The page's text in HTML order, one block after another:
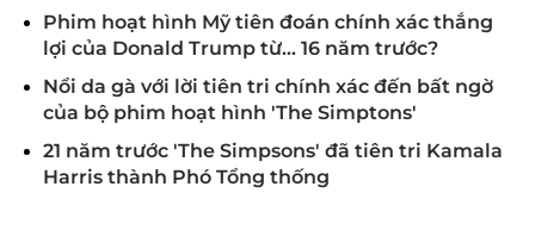
Phim hoạt hình Mỹ tiên đoán chính xác thắng
lợi của Donald Trump từ… 16 năm trước?
Nổi da gà với lời tiên tri chính xác đến bất ngờ
của bộ phim hoạt hình 'The Simptons'
21 năm trước 'The Simpsons' đã tiên tri Kamala
Harris thành Phó Tổng thống